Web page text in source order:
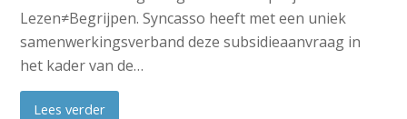
Lezen≠Begrijpen. Syncasso heeft met een uniek
samenwerkingsverband deze subsidieaanvraag in
het kader van de…
Lees verder